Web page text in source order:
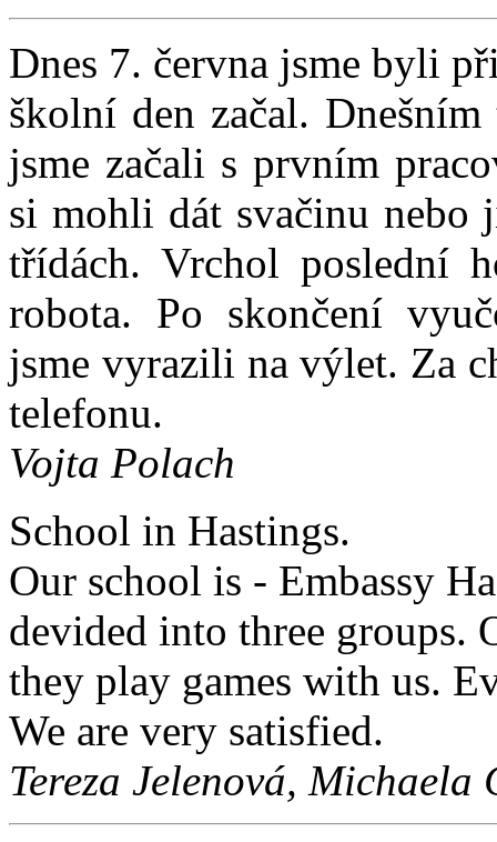
Dnes 7. června jsme byli
školní den začal.
jsme začali s prvním
si mohli dát svačinu nebo
třídách. Vrchol poslední
robota. Po skončení
jsme vyrazili na výlet. Za
telefonu.
Vojta Polach
School in Hastings.
Our school is - Embassy
devided into three groups.
they play games with us.
We are very satisfied.
Tereza Jelenová, Michaela